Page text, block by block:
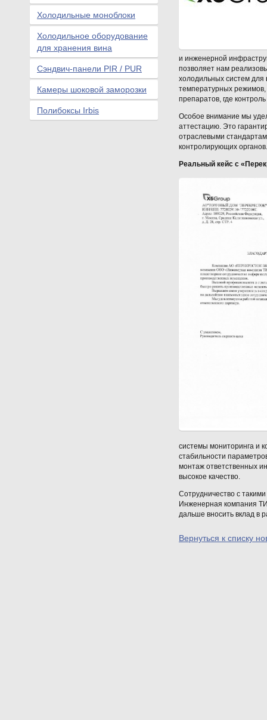
и инженерной
позволяет нам
холодильных систем для
температурных режимов,
препаратов, где
Особое внимание мы
аттестацию. Это
отраслевыми
контролирующих органов.
Реальный кейс с
системы мониторинга и
стабильности
монтаж ответственных
высокое качество.
Сотрудничество с
Инженерная компания
дальше вносить вклад в
Вернуться к списку
Холодильные моноблоки
Холодильное оборудование
для хранения вина
Сэндвич-панели PIR / PUR
Камеры шоковой заморозки
Полибоксы Irbis